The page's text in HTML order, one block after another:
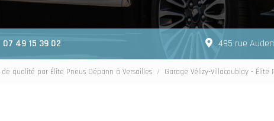
07 49 15 39 02 495 rue
de qualité par Élite Pneus Dépann à Versailles Garage Vélizy-Villacoublay - Élite